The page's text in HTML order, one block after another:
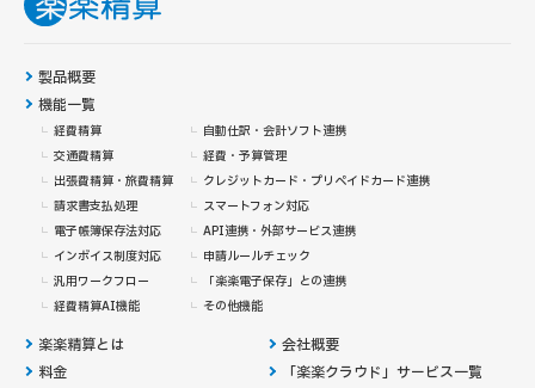
製品概要
機能一覧
経費精算
交通費精算
出張費精算・旅費精算
請求書支払処理
電子帳簿保存法対応
インボイス制度対応
汎用ワークフロー
経費精算AI機能
自動仕訳・会計ソフト連携
経費・予算管理
クレジットカード・ プリペイドカード連携
スマートフォン対応
API連携・外部サービス連携
申請ルールチェック
「楽楽電子保存」との連携
その他機能
楽楽精算とは
料金
会社概要
「楽楽クラウド」サービス一覧